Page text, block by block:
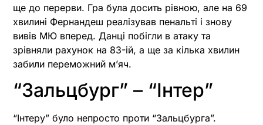
ще до перерви. Гра була досить рівною, але на 69
хвилині Фернандеш реалізував пенальті і знову
вивів МЮ вперед. Данці побігли в атаку та
зрівняли рахунок на 83-ій, а ще за кілька хвилин
забили переможний м’яч.
“Зальцбург” – “Інтер”
“Інтеру” було непросто проти “Зальцбурга”.